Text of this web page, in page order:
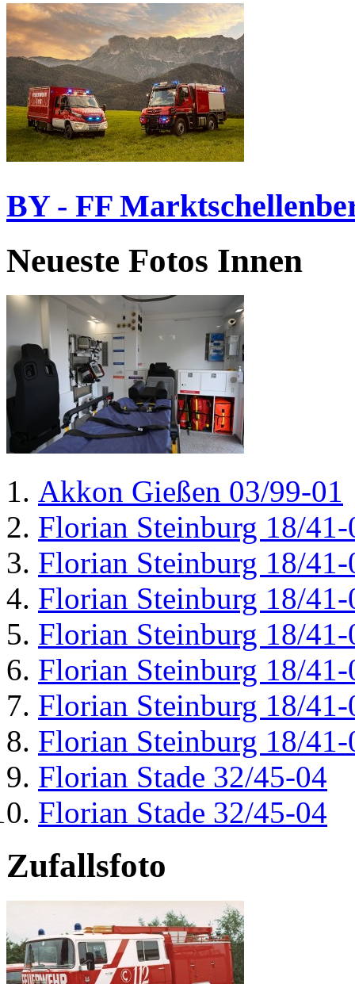
BY - FF
Neueste Fotos Innen
Akkon Gießen 03/99-01
Florian Steinburg 18/41-
Florian Steinburg 18/41-
Florian Steinburg 18/41-
Florian Steinburg 18/41-
Florian Steinburg 18/41-
Florian Steinburg 18/41-
Florian Steinburg 18/41-
Florian Stade 32/45-04
Florian Stade 32/45-04
Zufallsfoto